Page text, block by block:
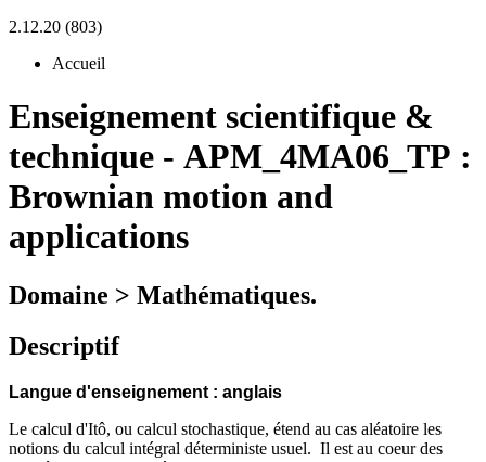
2.12.20 (803)
Accueil
Enseignement scientifique &
technique - APM_4MA06_TP :
Brownian motion and
applications
Domaine > Mathématiques.
Descriptif
Langue d'enseignement : anglais
Le calcul d'Itô, ou calcul stochastique, étend au cas aléatoire les
notions du calcul intégral déterministe usuel. Il est au coeur des